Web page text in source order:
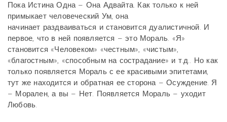
Пока Истина Одна – Она Адвайта. Как только к ней
примыкает человеческий Ум, она
начинает раздваиваться и становится дуалистичной. И
первое, что в ней появляется – это Мораль. «Я»
становится «Человеком» «честным», «чистым»,
«благостным», «способным на сострадание» и т.д.. Но как
только появляется Мораль с ее красивыми эпитетами,
тут же находится и обратная ее сторона – Осуждение. Я
– Морален, а вы – Нет. Появляется Мораль – уходит
Любовь.